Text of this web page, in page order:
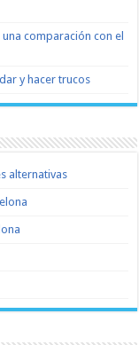
comparación con el
y hacer trucos
alternativas